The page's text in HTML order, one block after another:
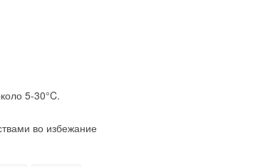
5-30°C.
во избежание